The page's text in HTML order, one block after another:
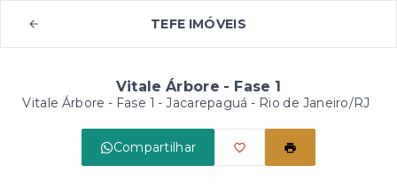
TEFE IMÓVEIS
Vitale Árbore - Fase 1
Vitale Árbore - Fase 1 -Jacarepaguá - Rio de Janeiro/RJ
Compartilhar